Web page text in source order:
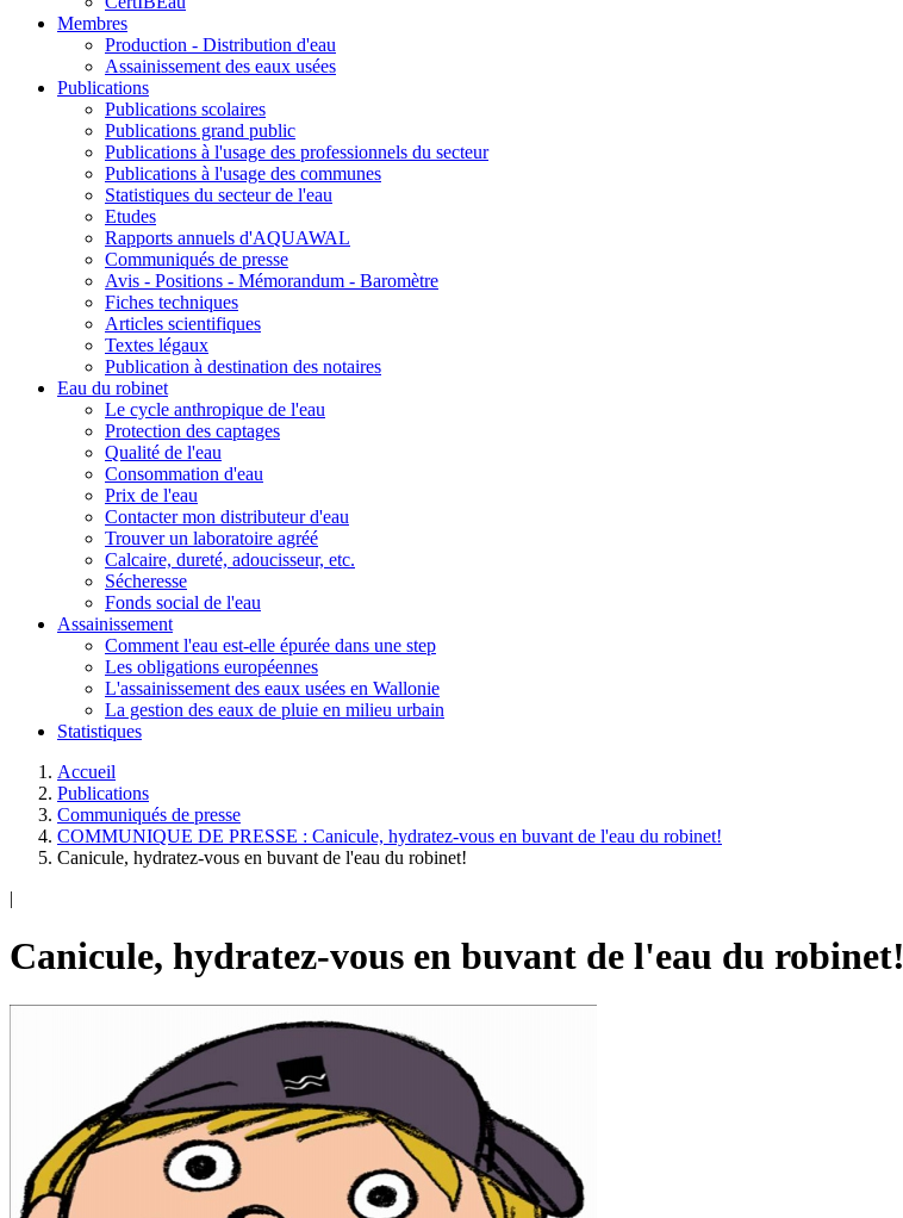
Membres
Production - Distribution d'eau
Assainissement des eaux usées
Publications
Publications scolaires
Publications grand public
Publications à l'usage des professionnels du secteur
Publications à l'usage des communes
Statistiques du secteur de l'eau
Etudes
Rapports annuels d'AQUAWAL
Communiqués de presse
Avis - Positions - Mémorandum - Baromètre
Fiches techniques
Articles scientifiques
Textes légaux
Publication à destination des notaires
Eau du robinet
Le cycle anthropique de l'eau
Protection des captages
Qualité de l'eau
Consommation d'eau
Prix de l'eau
Contacter mon distributeur d'eau
Trouver un laboratoire agréé
Calcaire, dureté, adoucisseur, etc.
Sécheresse
Fonds social de l'eau
Assainissement
Comment l'eau est-elle épurée dans une step
Les obligations européennes
L'assainissement des eaux usées en Wallonie
La gestion des eaux de pluie en milieu urbain
Statistiques
Accueil
Publications
Communiqués de presse
COMMUNIQUE DE PRESSE : Canicule, hydratez-vous en buvant de l'eau du robinet!
Canicule, hydratez-vous en buvant de l'eau du robinet!
|
Canicule, hydratez-vous en buvant de l'eau du robinet!